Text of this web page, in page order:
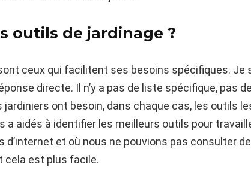
outils de jardinage ?
ceux qui facilitent ses besoins spécifiques. Je
directe. Il n’y a pas de liste spécifique, pas
ont besoin, dans chaque cas, les outils
a aidés à identifier les meilleurs outils pour
d’internet et où nous ne pouvions pas consulter
cela est plus facile.